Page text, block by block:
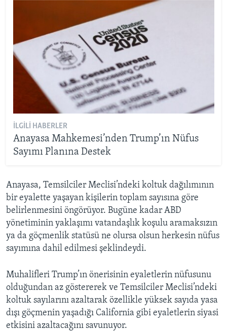
İLGILI HABERLER
Anayasa Mahkemesi’nden Trump’ın Nüfus
Sayımı Planına Destek
Anayasa, Temsilciler Meclisi’ndeki koltuk dağılımının
bir eyalette yaşayan kişilerin toplam sayısına göre
belirlenmesini öngörüyor. Bugüne kadar ABD
yönetiminin yaklaşımı vatandaşlık koşulu aramaksızın
ya da göçmenlik statüsü ne olursa olsun herkesin nüfus
sayımına dahil edilmesi şeklindeydi.
Muhalifleri Trump’ın önerisinin eyaletlerin nüfusunu
olduğundan az göstererek ve Temsilciler Meclisi’ndeki
koltuk sayılarını azaltarak özellikle yüksek sayıda yasa
dışı göçmenin yaşadığı California gibi eyaletlerin siyasi
etkisini azaltacağını savunuyor.